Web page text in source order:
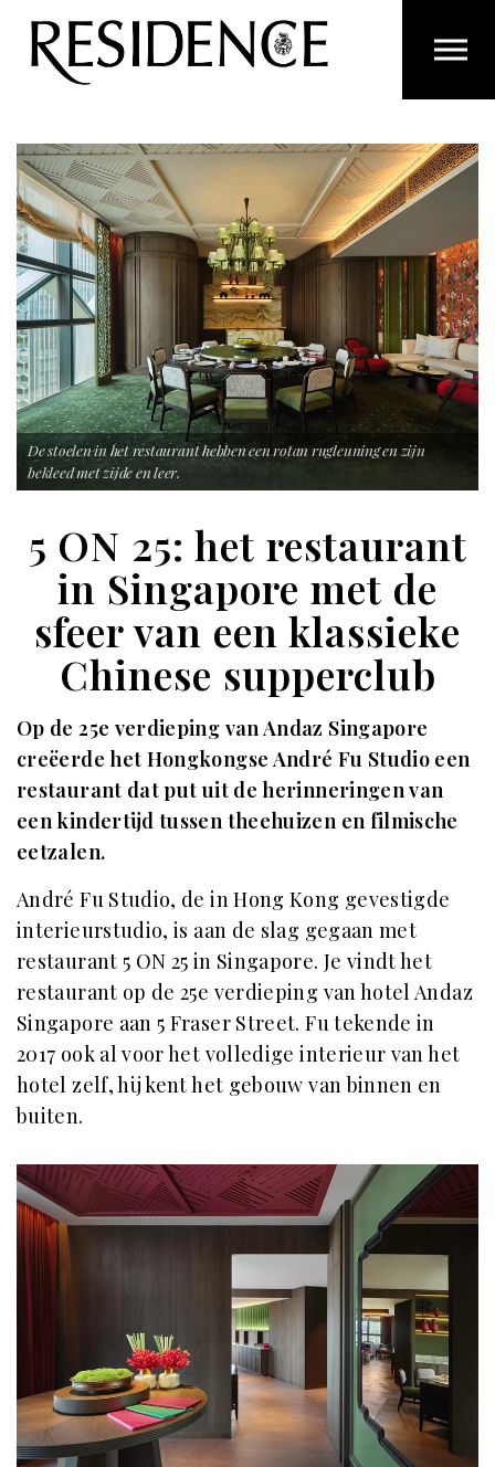
Overslaan en ga direct naar de inhoud
De stoelen in het restaurant hebben een rotan rugleuning en zijn
bekleed met zijde en leer.
5 ON 25: het restaurant
in Singapore met de
sfeer van een klassieke
Chinese supperclub
Op de 25e verdieping van Andaz Singapore
creëerde het Hongkongse André Fu Studio een
restaurant dat put uit de herinneringen van
een kindertijd tussen theehuizen en filmische
eetzalen.
André Fu Studio, de in Hong Kong gevestigde
interieurstudio, is aan de slag gegaan met
restaurant 5 ON 25 in Singapore. Je vindt het
restaurant op de 25e verdieping van hotel Andaz
Singapore aan 5 Fraser Street. Fu tekende in
2017 ook al voor het volledige interieur van het
hotel zelf, hij kent het gebouw van binnen en
buiten.